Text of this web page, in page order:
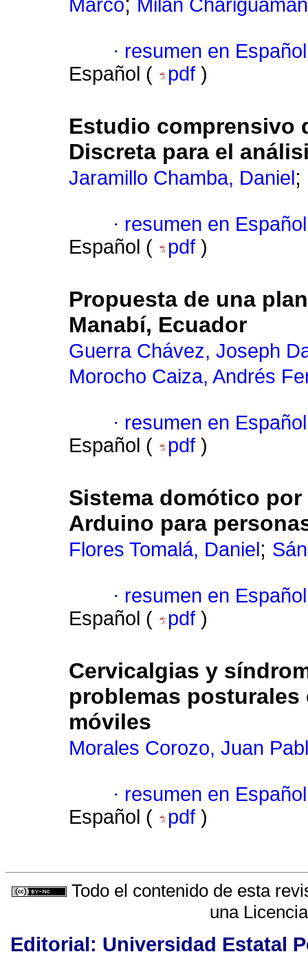
Marco Milán
· resumen en Español
Español (
pdf )
Estudio comprensivo
Discreta para el
Jaramillo Chamba, Daniel ;
· resumen en Español
Español (
pdf )
Propuesta de una
Manabí, Ecuador
Guerra Chávez, Joseph
Morocho Caiza, Andrés
· resumen en Español
Español (
pdf )
Sistema domótico
Arduino para
Flores Tomalá, Daniel ;
· resumen en Español
Español (
pdf )
Cervicalgias y
problemas
móviles
Morales Corozo, Juan
· resumen en Español
Español (
pdf )
Todo el contenido de esta
una
Editorial: Universidad Estatal